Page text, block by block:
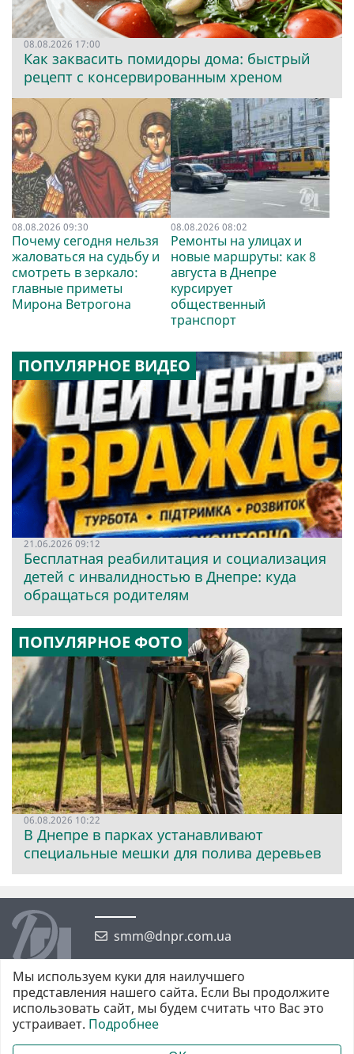
08.08.2026 17:00
Как заквасить помидоры дома: быстрый
рецепт с консервированным хреном
08.08.2026 09:30
Почему сегодня нельзя
жаловаться на судьбу и
смотреть в зеркало:
главные приметы
Мирона Ветрогона
08.08.2026 08:02
Ремонты на улицах и
новые маршруты: как 8
августа в Днепре
курсирует
общественный
транспорт
ПОПУЛЯРНОЕ ВИДЕО
21.06.2026 09:12
Бесплатная реабилитация и социализация
детей с инвалидностью в Днепре: куда
обращаться родителям
ПОПУЛЯРНОЕ ФОТО
06.08.2026 10:22
В Днепре в парках устанавливают
специальные мешки для полива деревьев
smm@dnpr.com.ua
©2026 https://dnpr.com.ua Дніпровська порадниця
Всі права захищені. При повному або частковому використанні
Мы используем куки для наилучшего
представления нашего сайта. Если Вы продолжите
использовать сайт, мы будем считать что Вас это
устраивает. Подробнее